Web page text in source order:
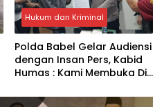
Hukum dan Kriminal
Polda Babel Gelar Audiensi
dengan Insan Pers, Kabid
Humas : Kami Membuka Diri
Polri